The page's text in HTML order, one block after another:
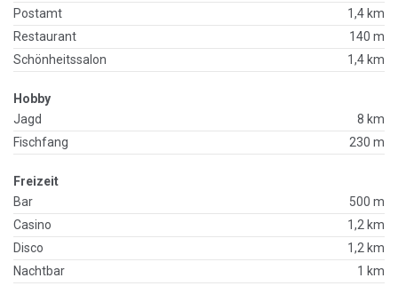
Postamt
1,4 km
Restaurant
140 m
Schönheitssalon
1,4 km
Hobby
Jagd
8 km
Fischfang
230 m
Freizeit
Bar
500 m
Casino
1,2 km
Disco
1,2 km
Nachtbar
1 km